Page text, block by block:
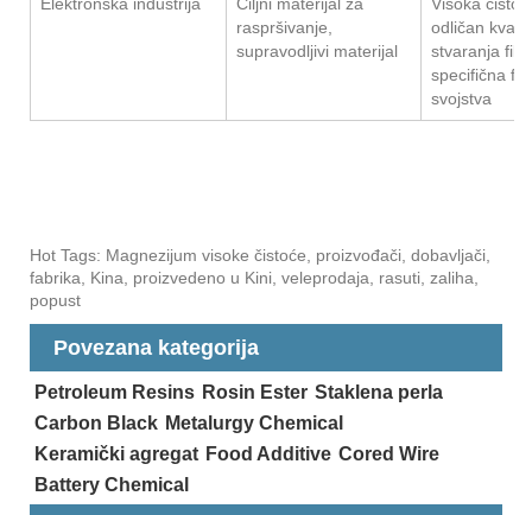
Elektronska industrija
Ciljni materijal za
raspršivanje,
supravodljivi materijal
Visoka
odličan
stvaranja
specifična
svojstva
Hot Tags: Magnezijum visoke čistoće, proizvođači, dobavljači,
fabrika, Kina, proizvedeno u Kini, veleprodaja, rasuti, zaliha,
popust
Povezana kategorija
Petroleum Resins Rosin Ester Staklena perla
Carbon Black Metalurgy Chemical
Keramički agregat Food Additive Cored Wire
Battery Chemical